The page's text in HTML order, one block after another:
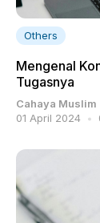
Others
Mengenal
Tugasnya
Cahaya Muslim
01 April 2024